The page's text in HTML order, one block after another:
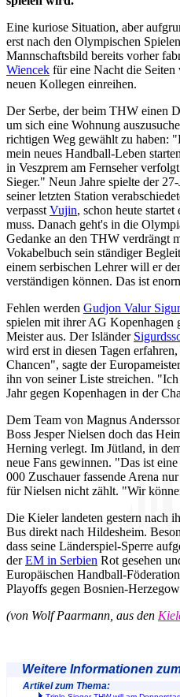
Eine kuriose Situation, aber
erst nach den Olympischen
Mannschaftsbild bereits vorher
Wiencek für eine Nacht die
neuen Kollegen einreihen.
Der Serbe, der beim THW einen
um sich eine Wohnung
richtigen Weg gewählt zu haben:
mein neues Handball-Leben
in Veszprem am Fernseher
Sieger." Neun Jahre spielte der
seiner letzten Station
verpasst Vujin, schon heute
muss. Danach geht's in die
Gedanke an den THW verdrängt
Vokabelbuch sein ständiger
einem serbischen Lehrer will er
verständigen können. Das ist
Fehlen werden Gudjon Valur
spielen mit ihrer AG Kopenhagen
Meister aus. Der Isländer
wird erst in diesen Tagen
Chancen", sagte der
ihn von seiner Liste streichen.
Jahr gegen Kopenhagen in der
Dem Team von Magnus
Boss Jesper Nielsen doch das
Herning verlegt. Im Jütland, in
neue Fans gewinnen. "Das ist
000 Zuschauer fassende Arena
für Nielsen nicht zählt. "Wir
Die Kieler landeten gestern nach
Bus direkt nach Hildesheim.
dass seine Länderspiel-Sperre
derEM in Serbien Rot gesehen
Europäischen Handball-
Playoffs gegen Bosnien-
(von Wolf Paarmann, aus den
Weitere Informationen
Artikel zum Thema: